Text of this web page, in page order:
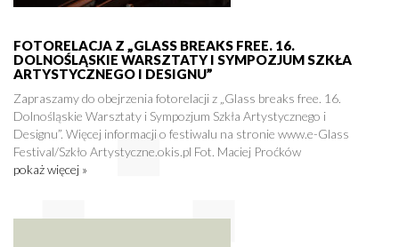
FOTORELACJA Z „GLASS BREAKS FREE. 16.
DOLNOŚLĄSKIE WARSZTATY I SYMPOZJUM SZKŁA
ARTYSTYCZNEGO I DESIGNU”
Zapraszamy do obejrzenia fotorelacji z „Glass breaks free. 16.
Dolnośląskie Warsztaty i Sympozjum Szkła Artystycznego i
Designu”. Więcej informacji o festiwalu na stronie www.e-Glass
Festival/Szkło Artystyczne.okis.pl Fot. Maciej Proćków
pokaż więcej »